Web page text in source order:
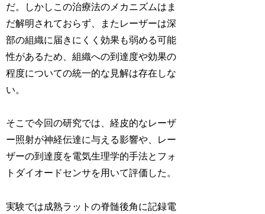
だ。しかしこの治療法のメカニズムはま
だ解明されておらず、またレーザーは深
部の組織に届きにくく効果も弱める可能
性があるため、組織への到達度や効果の
程度についての統一的な見解は存在しな
い。
そこで今回の研究では、経皮的なレーザ
ー照射が神経伝達に与える影響や、レー
ザーの到達度を電気生理学的手法とフォ
トダイオードセンサを用いて評価した。
実験では成熟ラットの脊髄後角に記録電